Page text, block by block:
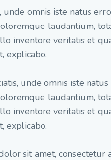
unde omnis iste natus
laudantium,
inventore veritatis et
explicabo.
unde omnis iste
laudantium,
inventore veritatis et
explicabo.
sit amet, consectetur